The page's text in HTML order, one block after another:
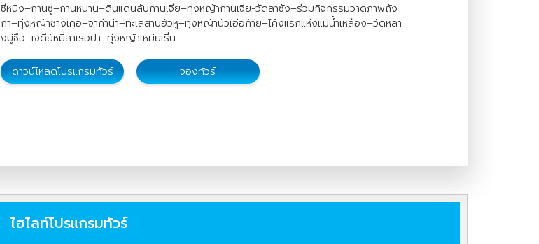
ซีหนิง–กานซู่–กานหนาน–ดินแดนลับกานเจีย–ทุ่งหญ้ากานเจีย-วัดลาซัง–ร่วมกิจกรรมวาดภาพถัง
กา–ทุ่งหญ้าซางเคอ–จาก่าน่า–ทะเลสาบฮัวหู–ทุ่งหญ้านั่วเอ่อก้าย–โค้งแรกแห่งแม่น้ำเหลือง–วัดหลา
งมู่ซือ–เจดีย์หมี่ลาเร่อปา–ทุ่งหญ้าเหม่ยเริ่น
ดาวน์โหลดโปรแกรมทัวร์ จองทัวร์
ไฮไลท์โปรแกรมทัวร์